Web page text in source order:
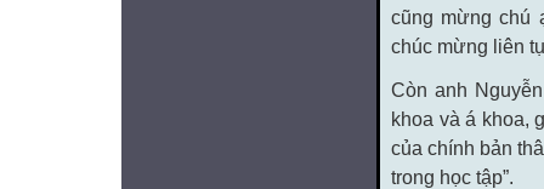
cũng mừng chú
chúc mừng liên
Còn anh
khoa và á khoa,
của chính bản
trong học tập”.